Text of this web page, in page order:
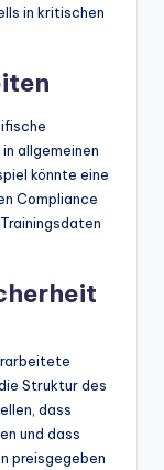
in kritischen
allgemeinen
könnte eine
Compliance
Struktur des
dass
und dass
preisgegeben